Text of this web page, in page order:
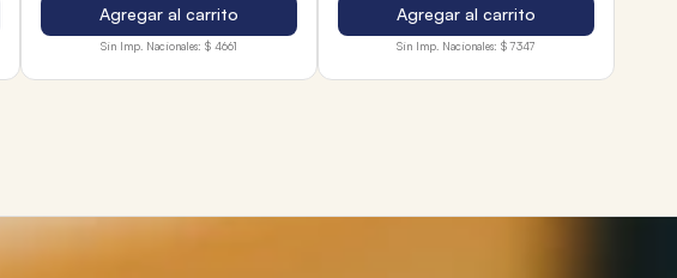
Agregar al carrito
Sin Imp. Nacionales: $ 4661
Agregar al carrito
Sin Imp. Nacionales: $ 7347